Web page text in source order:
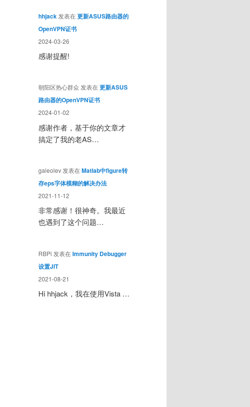
hhjack 发表在更新ASUS路由器的
OpenVPN证书
2024-03-26
感谢提醒!
朝阳区热心群众 发表在更新ASUS
路由器的OpenVPN证书
2024-01-02
感谢作者，基于你的文章才
搞定了我的老AS…
galeolev 发表在Matlab中figure转
存eps字体模糊的解决办法
2021-11-12
非常感谢！很神奇。我最近
也遇到了这个问题…
RBPi 发表在Immunity Debugger
设置JIT
2021-08-21
Hi hhjack，我在使用Vista …